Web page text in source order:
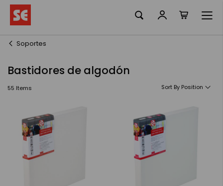
Content
Soportes
Bastidores de algodón
55 Items Sort By